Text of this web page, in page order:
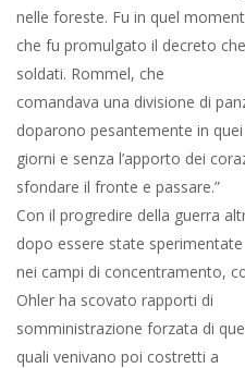
nelle foreste. Fu in quel
che fu promulgato il decreto
soldati. Rommel, che
comandava una divisione di
doparono pesantemente in quei
giorni e senza l’apporto dei
sfondare il fronte e passare.”
Con il progredire della guerra
dopo essere state sperimentate
nei campi di concentramento,
Ohler ha scovato rapporti di
somministrazione forzata di
quali venivano poi costretti a